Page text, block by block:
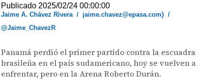
Publicado 2025/02/24 00:00:00
Jaime A. Chávez Rivera/ jaime.chavez@epasa.com} /
@Jaime_ChavezR
Panamá perdió el primer partido contra la escuadra
brasileña en el país sudamericano, hoy se vuelven a
enfrentar, pero en la Arena Roberto Durán.